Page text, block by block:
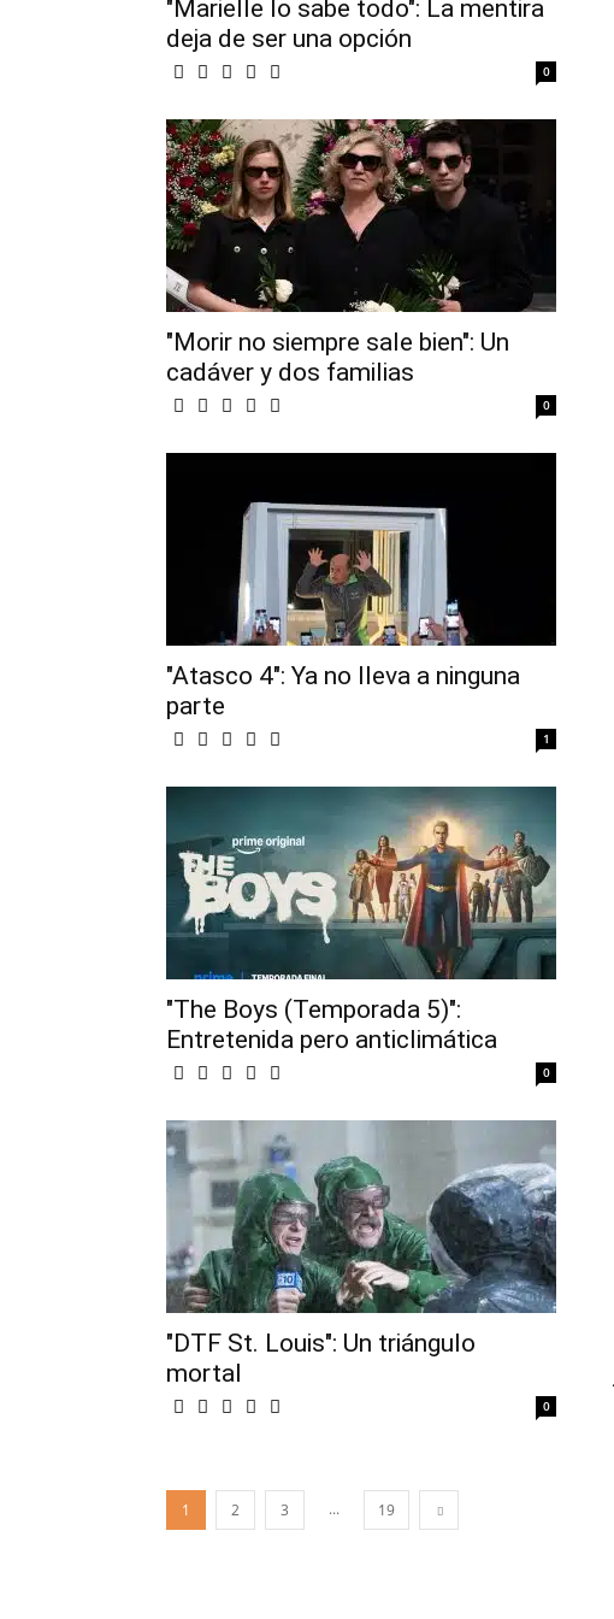
"Marielle lo sabe todo": La mentira
deja de ser una opción
0
"Morir no siempre sale bien": Un
cadáver y dos familias
0
"Atasco 4": Ya no lleva a ninguna
parte
1
"The Boys (Temporada 5)":
Entretenida pero anticlimática
0
"DTF St. Louis": Un triángulo
mortal
0
1 2 3 ... 19